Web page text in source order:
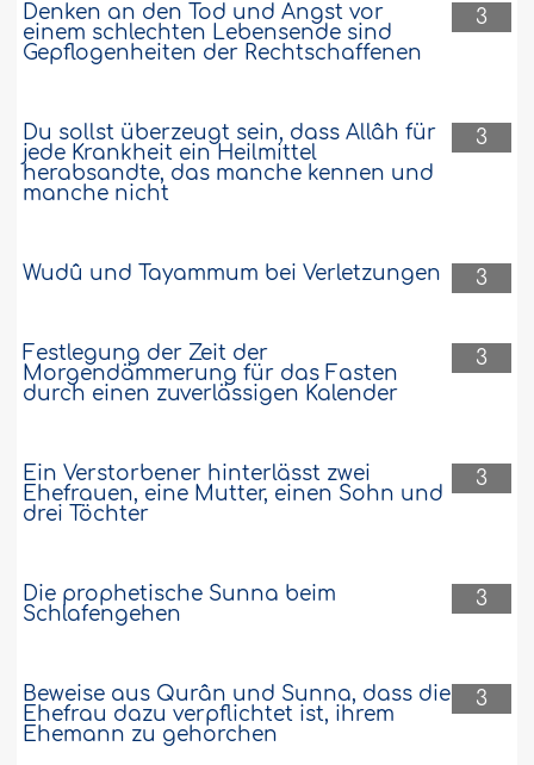
3
Denken an den Tod und Angst vor
einem schlechten Lebensende sind
Gepflogenheiten der Rechtschaffenen
3
Du sollst überzeugt sein, dass Allâh für
jede Krankheit ein Heilmittel
herabsandte, das manche kennen und
manche nicht
3
Wudû und Tayammum bei Verletzungen
3
Festlegung der Zeit der
Morgendämmerung für das Fasten
durch einen zuverlässigen Kalender
3
Ein Verstorbener hinterlässt zwei
Ehefrauen, eine Mutter, einen Sohn und
drei Töchter
3
Die prophetische Sunna beim
Schlafengehen
3
Beweise aus Qurân und Sunna, dass die
Ehefrau dazu verpflichtet ist, ihrem
Ehemann zu gehorchen